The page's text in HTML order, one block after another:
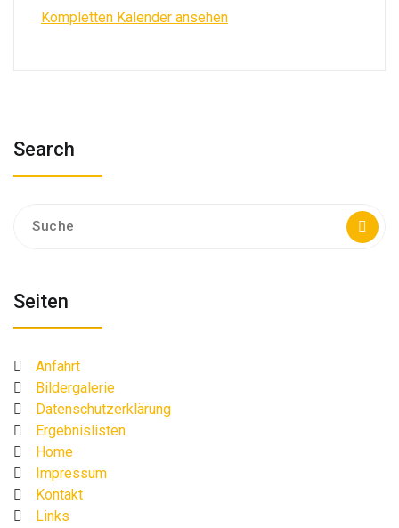
Kompletten Kalender ansehen
Search
nach:
Seiten
Anfahrt
Bildergalerie
Datenschutzerklärung
Ergebnislisten
Home
Impressum
Kontakt
Links